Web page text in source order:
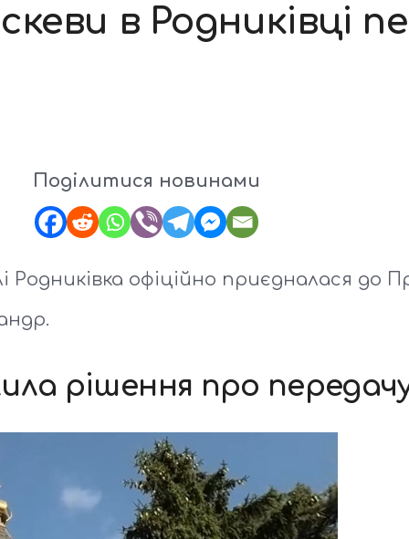
в Родниківці
Поділитися новинами
Родниківка офіційно приєдналася до
рішення про